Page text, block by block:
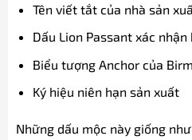
Tên viết tắt của nhà sản
Dấu Lion Passant xác
Biểu tượng Anchor của
Ký hiệu niên hạn sản xuất
Những dấu mộc này giống